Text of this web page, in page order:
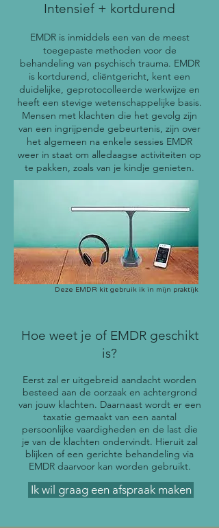
Intensief + kortdurend
EMDR is inmiddels een van de meest
toegepaste methoden voor de
behandeling van psychisch trauma. EMDR
is kortdurend, cliëntgericht, kent een
duidelijke, geprotocolleerde werkwijze en
heeft een stevige wetenschappelijke basis.
Mensen met klachten die het gevolg zijn
van een ingrijpende gebeurtenis, zijn over
het algemeen na enkele sessies EMDR
weer in staat om alledaagse activiteiten op
te pakken, zoals van je kindje genieten.
Deze EMDR kit gebruik ik in mijn praktijk
Hoe weet je of EMDR geschikt
is?
Eerst zal er uitgebreid aandacht worden
besteed aan de oorzaak en achtergrond
van jouw klachten. Daarnaast wordt er een
taxatie gemaakt van een aantal
persoonlijke vaardigheden en de last die
je van de klachten ondervindt. Hieruit zal
blijken of een gerichte behandeling via
EMDR daarvoor kan worden gebruikt.
Ik wil graag een afspraak maken